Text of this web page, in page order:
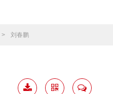
> 刘春鹏